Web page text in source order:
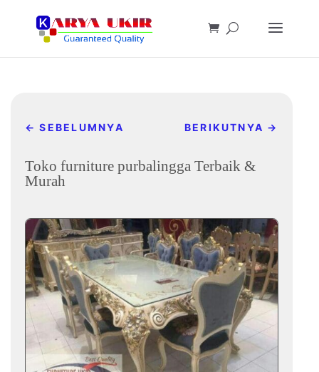
←SEBELUMNYA BERIKUTNYA →
Toko furniture purbalingga Terbaik &
Murah